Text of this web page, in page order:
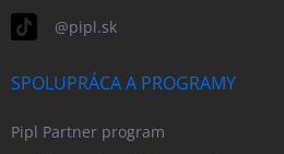
@pipl.sk
SPOLUPRÁCA A PROGRAMY
Pipl Partner program